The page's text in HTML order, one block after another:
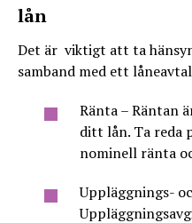
lån
Det är viktigt att ta
samband med ett
Ränta – Räntan
ditt lån. Ta reda
nominell ränta
Uppläggnings-